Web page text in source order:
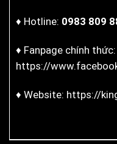
♦ Hotline: 0983 809
♦ Fanpage chính thức:
https://
♦ Website: https://